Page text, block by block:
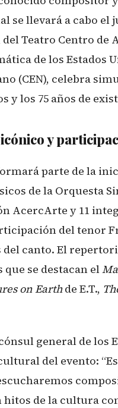
se llevará a cabo el
Teatro Centro de
de los Estados
(CEN), celebra
y los 75 años de
y
parte de la
de la Orquesta
AcercArte y 11
del tenor
canto. El
se destacan el
on Earthde E.T.,
general de los
del evento:
de la cultura